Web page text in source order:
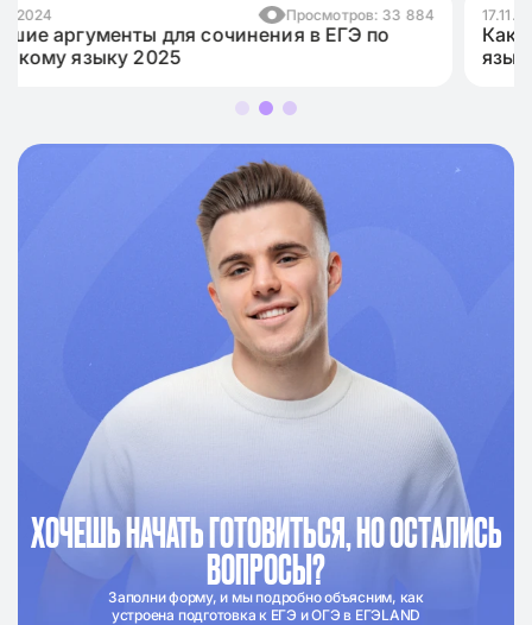
ХОЧЕШЬ НАЧАТЬ ГОТОВИТЬСЯ, НО ОСТАЛИСЬ
ВОПРОСЫ?
Заполни форму, и мы подробно объясним, как
устроена подготовка к ЕГЭ и ОГЭ в ЕГЭLAND
33 884
по
Как написать эссе для ЕГЭ по
языку на максимум?